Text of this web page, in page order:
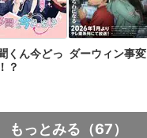
くん今どっ
？
ダーウィン事変
もっとみる（67）